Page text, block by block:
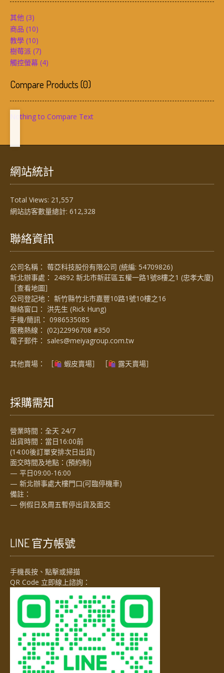
其他 (3)
商品 (10)
教學 (10)
樹莓派 (7)
觸控螢幕 (4)
Compare Products(0)
Nothing to Compare Text
網站統計
Total Views: 21,557
網站訪客數量總計: 612,328
聯絡資訊
公司名稱： 莓亞科技股份有限公司 (統編: 54709826)
新北辦事處： 24892 新北市新莊區五權一路1號8樓之1 (忠孝大廈)
［查看地圖］
公司登記地： 新竹縣竹北市嘉豐10路1號10樓之16
聯絡窗口： 洪先生 (Rick Hung)
手機/簡訊： 0986535085
服務熱線： (02)22996708 #350
電子郵件： sales@meiyagroup.com.tw
其他賣場： ［ 蝦皮賣場］ ［ 露天賣場］
採購需知
營業時間：全天 24/7
出貨時間：當日16:00前
(14:00後訂單安排次日出貨)
面交時間及地點：(預約制)
— 平日09:00-16:00
— 新北辦事處大樓門口(可臨停機車)
備註：
— 例假日及周五暫停出貨及面交
LINE 官方帳號
手機長按、點擊或掃描
QR Code 立即線上諮詢：